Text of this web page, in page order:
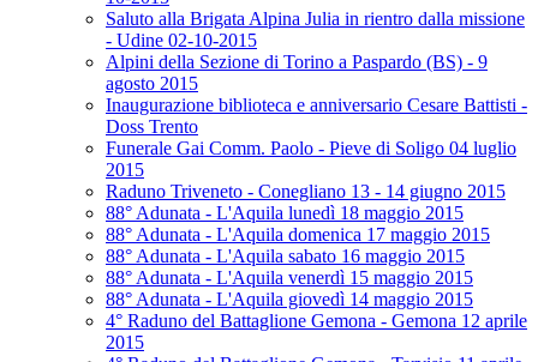
Saluto alla Brigata Alpina Julia in rientro dalla missione
- Udine 02-10-2015
Alpini della Sezione di Torino a Paspardo (BS) - 9
agosto 2015
Inaugurazione biblioteca e anniversario Cesare Battisti -
Doss Trento
Funerale Gai Comm. Paolo - Pieve di Soligo 04 luglio
2015
Raduno Triveneto - Conegliano 13 - 14 giugno 2015
88° Adunata - L'Aquila lunedì 18 maggio 2015
88° Adunata - L'Aquila domenica 17 maggio 2015
88° Adunata - L'Aquila sabato 16 maggio 2015
88° Adunata - L'Aquila venerdì 15 maggio 2015
88° Adunata - L'Aquila giovedì 14 maggio 2015
4° Raduno del Battaglione Gemona - Gemona 12 aprile
2015